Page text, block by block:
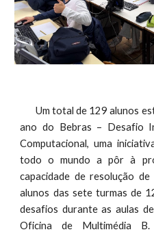
Um total de 129 alunos
ano do Bebras – Desafio
Computacional, uma
todo o mundo a pôr à
capacidade de resolução
alunos das sete turmas de
desafios durante as aulas
Oficina de Multimédia